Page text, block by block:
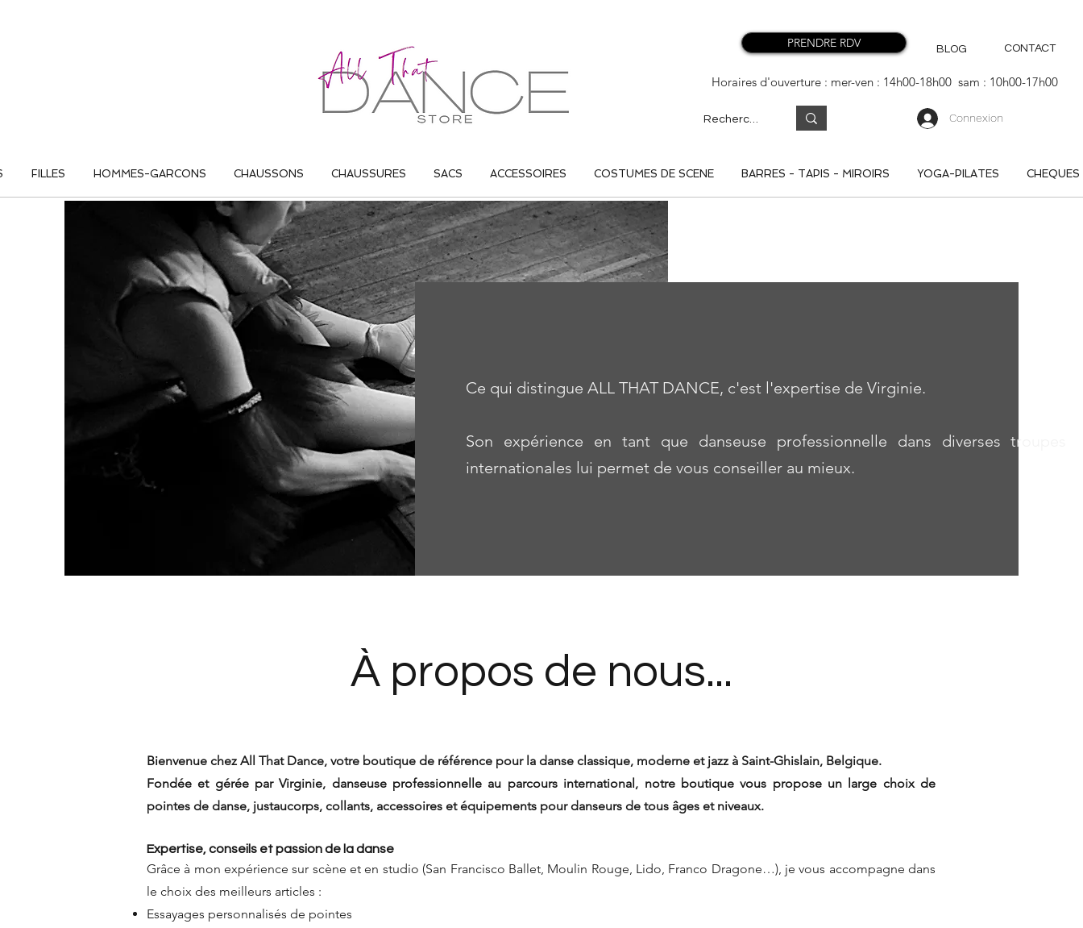
PRENDRE RDV BLOG CONTACT
Horaires d'ouverture : mer-ven : 14h00-18h00 sam : 10h00-17h00
Connexion
FILLES HOMMES-GARCONS CHAUSSONS CHAUSSURES SACS ACCESSOIRES COSTUMES DE SCENE BARRES - TAPIS - MIROIRS YOGA-PILATES CHEQUES
Ce qui distingue ALL THAT DANCE, c'est l'expertise de Virginie.
Son expérience en tant que danseuse professionnelle dans diverses troupes
internationales lui permet de vous conseiller au mieux.
À propos de nous...
Bienvenue chez All That Dance, votre boutique de référence pour la danse classique, moderne et jazz à Saint-Ghislain, Belgique.
Fondée et gérée par Virginie, danseuse professionnelle au parcours international, notre boutique vous propose un large choix de
pointes de danse, justaucorps, collants, accessoires et équipements pour danseurs de tous âges et niveaux.
Expertise, conseils et passion de la danse
Grâce à mon expérience sur scène et en studio (San Francisco Ballet, Moulin Rouge, Lido, Franco Dragone…), je vous accompagne dans
le choix des meilleurs articles :
Essayages personnalisés de pointes